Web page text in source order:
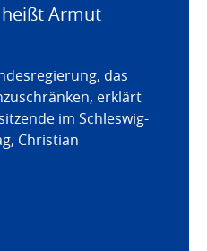
Armut
das
erklärt
im Schleswig-
Christian